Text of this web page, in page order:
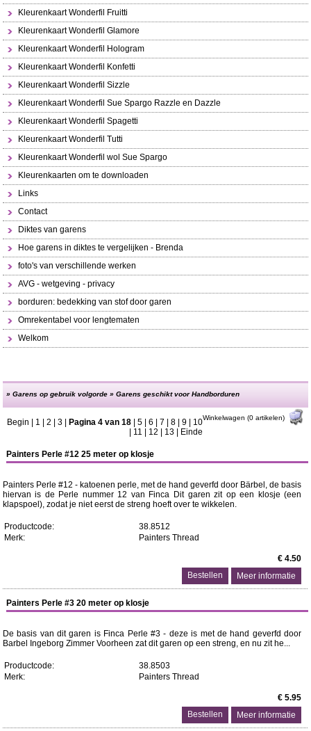
Kleurenkaart Wonderfil Fruitti
Kleurenkaart Wonderfil Glamore
Kleurenkaart Wonderfil Hologram
Kleurenkaart Wonderfil Konfetti
Kleurenkaart Wonderfil Sizzle
Kleurenkaart Wonderfil Sue Spargo Razzle en Dazzle
Kleurenkaart Wonderfil Spagetti
Kleurenkaart Wonderfil Tutti
Kleurenkaart Wonderfil wol Sue Spargo
Kleurenkaarten om te downloaden
Links
Contact
Diktes van garens
Hoe garens in diktes te vergelijken - Brenda
foto's van verschillende werken
AVG - wetgeving - privacy
borduren: bedekking van stof door garen
Omrekentabel voor lengtematen
Welkom
»Garens op gebruik volgorde »Garens geschikt voor Handborduren
Winkelwagen (0 artikelen)
Painters Perle #12 25 meter op klosje
Painters Perle #12 - katoenen perle, met de hand geverfd door Bärbel, de basis
hiervan is de Perle nummer 12 van Finca Dit garen zit op een klosje (een
klapspoel), zodat je niet eerst de streng hoeft over te wikkelen.
Productcode:
38.8512
Merk:
Painters Thread
€ 4.50
Meer informatie
Painters Perle #3 20 meter op klosje
De basis van dit garen is Finca Perle #3 - deze is met de hand geverfd door
Barbel Ingeborg Zimmer Voorheen zat dit garen op een streng, en nu zit he...
Productcode:
38.8503
Merk:
Painters Thread
€ 5.95
Meer informatie
Begin 1 2 3| Pagina 4 van 18 5| 6 7 8| 9|
10
11 12 13| Einde